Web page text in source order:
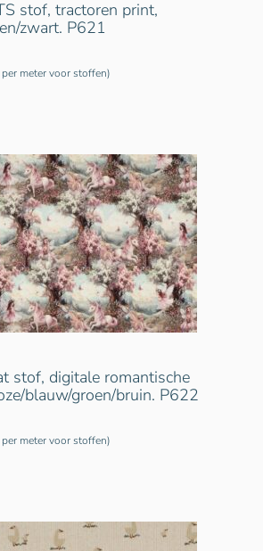
stof, tractoren print,
zwart. P621
per meter voor stoffen)
stof, digitale romantische
blauw/groen/bruin. P622
per meter voor stoffen)